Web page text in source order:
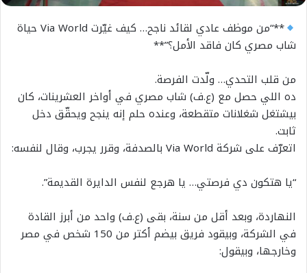
**“من موظف عادي لقائد ناجح… كيف غيّرت Via World حياة
شاب مصري كان فاقد الأمل؟”**
من قلب التحدي… ولّدت الفرصة.
ده اللي حصل مع (ع.ف) شاب مصري في أواخر العشرينات، كان
بيشتغل شغلانات متقطعة، وعنده حلم إنه ينجح ويحقّق دخل
ثابت.
اتعرّف على شركة Via World بالصدفة، وقرر يجرب، وقال لنفسه:
“يا هتكون دي فرصتي… يا هرجع لنفس الدايرة القديمة”.
النهاردة، وبعد أقل من سنة، بقى (ع.ف) واحد من أبرز القادة
في الشركة، وبيقود فريق بيضم أكتر من 150 شخص في مصر
وخارجها، وبيقول: